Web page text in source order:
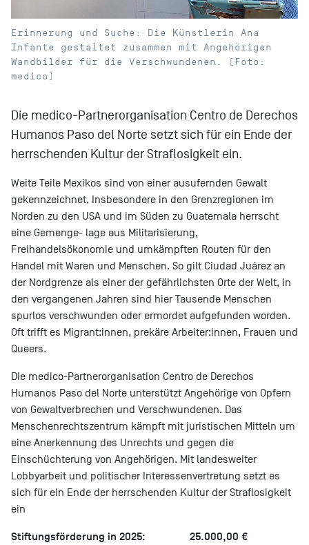
Erinnerung und Suche: Die Künstlerin Ana
Infante gestaltet zusammen mit Angehörigen
Wandbilder für die Verschwundenen. (Foto:
medico)
Die medico-Partnerorganisation Centro de Derechos
Humanos Paso del Norte setzt sich für ein Ende der
herrschenden Kultur der Straflosigkeit ein.
Weite Teile Mexikos sind von einer ausufernden Gewalt
gekennzeichnet. Insbesondere in den Grenzregionen im
Norden zu den USA und im Süden zu Guatemala herrscht
eine Gemenge- lage aus Militarisierung,
Freihandelsökonomie und umkämpften Routen für den
Handel mit Waren und Menschen. So gilt Ciudad Juárez an
der Nordgrenze als einer der gefährlichsten Orte der Welt, in
den vergangenen Jahren sind hier Tausende Menschen
spurlos verschwunden oder ermordet aufgefunden worden.
Oft trifft es Migrant:innen, prekäre Arbeiter:innen, Frauen und
Queers.
Die medico-Partnerorganisation Centro de Derechos
Humanos Paso del Norte unterstützt Angehörige von Opfern
von Gewaltverbrechen und Verschwundenen. Das
Menschenrechtszentrum kämpft mit juristischen Mitteln um
eine Anerkennung des Unrechts und gegen die
Einschüchterung von Angehörigen. Mit landesweiter
Lobbyarbeit und politischer Interessenvertretung setzt es
sich für ein Ende der herrschenden Kultur der Straflosigkeit
ein
Stiftungsförderung in 2025: 25.000,00 €